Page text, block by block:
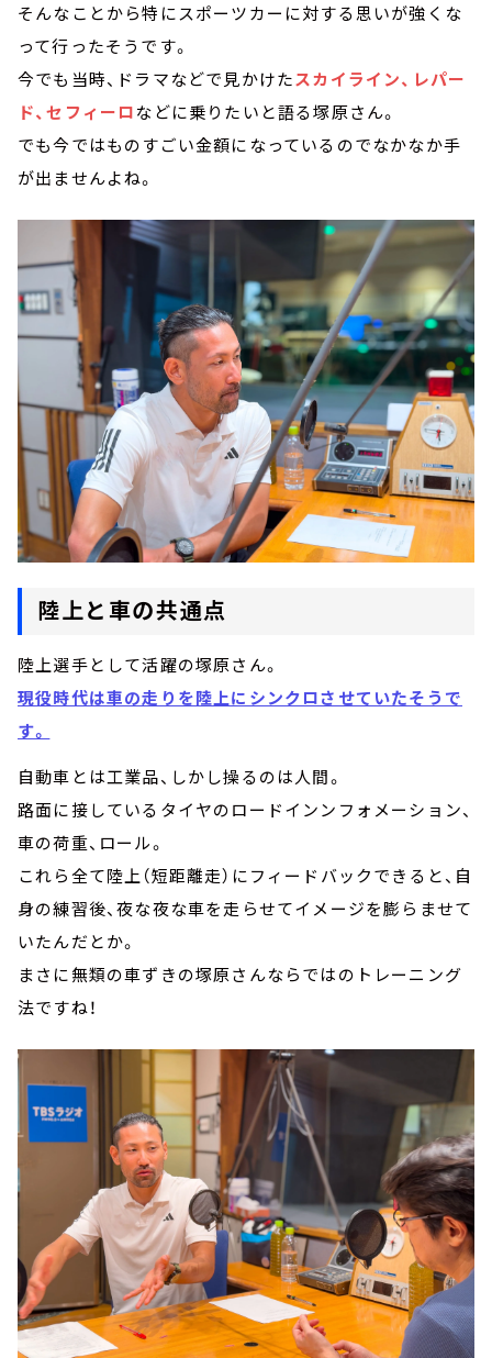
そんなことから特にスポーツカーに対する思いが強くな
って行ったそうです。
今でも当時、ドラマなどで見かけたスカイライン、レパー
ド、セフィーロなどに乗りたいと語る塚原さん。
でも今ではものすごい金額になっているのでなかなか手
が出ませんよね。
陸上と車の共通点
陸上選手として活躍の塚原さん。
現役時代は車の走りを陸上にシンクロさせていたそうで
す。
自動車とは工業品、しかし操るのは人間。
路面に接しているタイヤのロードインンフォメーション、
車の荷重、ロール。
これら全て陸上（短距離走）にフィードバックできると、自
身の練習後、夜な夜な車を走らせてイメージを膨らませて
いたんだとか。
まさに無類の車ずきの塚原さんならではのトレーニング
法ですね！